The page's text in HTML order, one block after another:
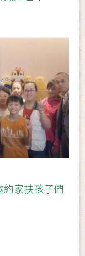
約家扶孩子們